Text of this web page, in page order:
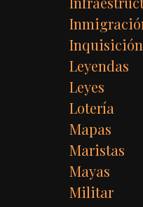
Inquisición
Leyendas
Leyes
Lotería
Mapas
Maristas
Mayas
Militar